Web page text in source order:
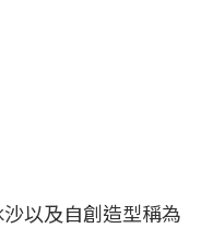
以及自創造型稱為